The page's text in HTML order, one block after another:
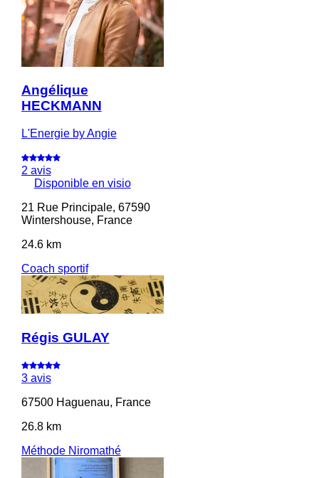
Angélique
HECKMANN
L'Energie by Angie
2 avis
Disponible en visio
21 Rue Principale, 67590
Wintershouse, France
24.6 km
Coach sportif
Régis GULAY
3 avis
67500 Haguenau, France
26.8 km
Méthode Niromathé